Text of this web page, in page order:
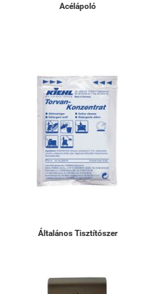
Acélápoló
Általános Tisztítószer